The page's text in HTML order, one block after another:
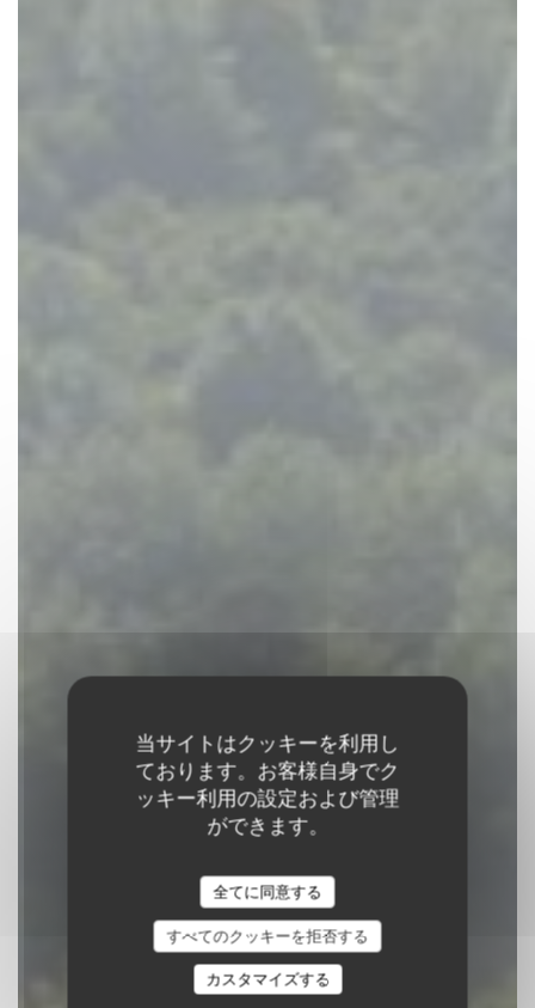
当サイトはクッキーを利用し
ております。お客様自身でク
ッキー利用の設定および管理
ができます。
全てに同意する
すべてのクッキーを拒否する
カスタマイズする
Auberge Du Bac
レストラン|JUMIEGES
予約